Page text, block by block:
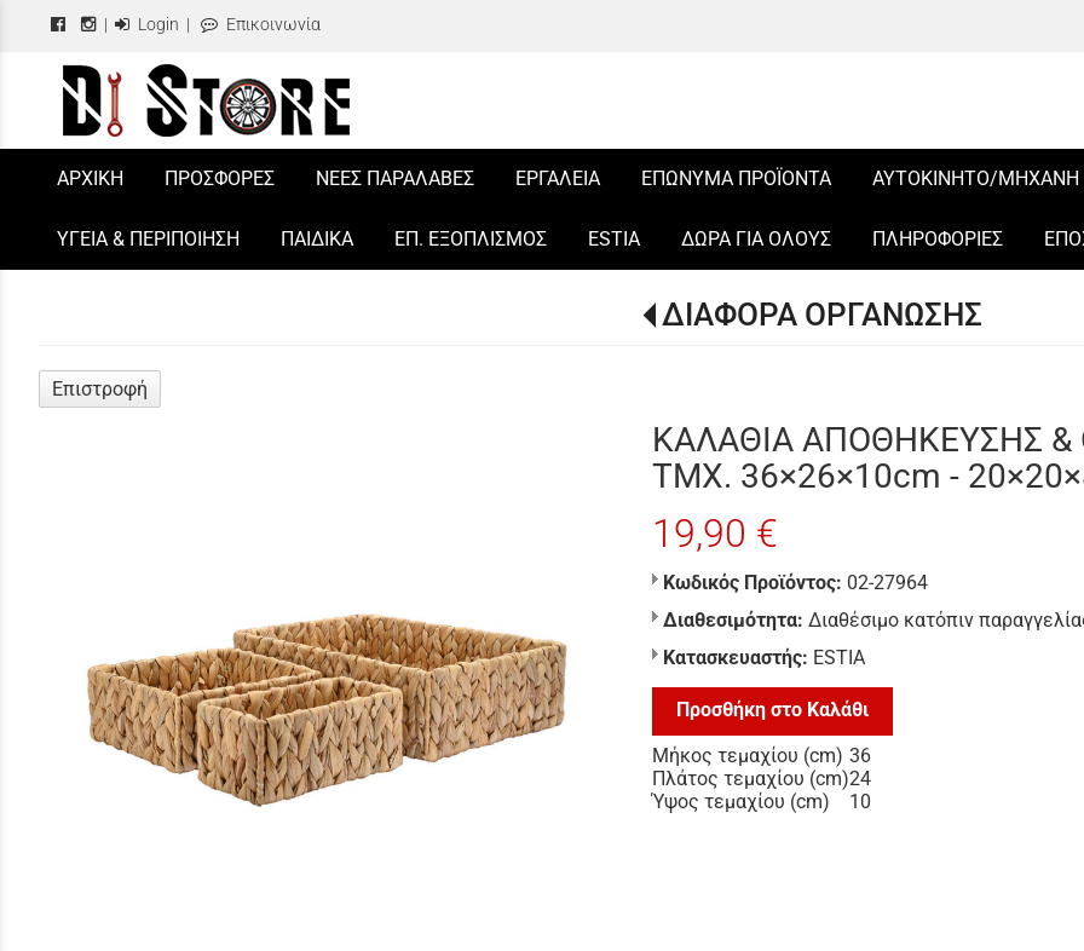
| Login | Επικοινωνία
/
ΑΡΧΙΚΗ ΠΡΟΣΦΟΡΕΣ ΝΕΕΣ ΠΑΡΑΛΑΒΕΣ ΕΡΓΑΛΕΙΑ ΕΠΩΝΥΜΑ ΠΡΟΪΟΝΤΑ ΑΥΤΟΚΙΝΗΤΟ/ΜΗΧΑΝΗ
ΥΓΕΙΑ & ΠΕΡΙΠΟΙΗΣΗ ΠΑΙΔΙΚΑ ΕΠ. ΕΞΟΠΛΙΣΜΟΣ ESTIA ΔΩΡΑ ΓΙΑ ΟΛΟΥΣ ΠΛΗΡΟΦΟΡΙΕΣ
ΔΙΑΦΟΡΑ ΟΡΓΑΝΩΣΗΣ
Επιστροφή
ΚΑΛΑΘΙΑ ΑΠΟΘΗΚΕΥΣΗΣ &
ΤΜΧ. 36×26×10cm -
19,90 €
Κωδικός Προϊόντος: 02-27964
Διαθεσιμότητα: Διαθέσιμο κατόπιν
Κατασκευαστής: ESTIA
Προσθήκη στο Καλάθι
Μήκος τεμαχίου (cm) 36
Πλάτος τεμαχίου (cm)24
Ύψος τεμαχίου (cm)
10